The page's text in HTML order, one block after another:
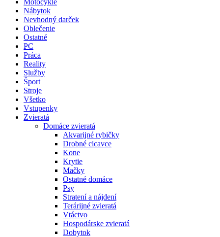
Nábytok
Nevhodný darček
Oblečenie
Ostatné
PC
Práca
Reality
Služby
Šport
Stroje
Všetko
Vstupenky
Zvieratá
Domáce zvieratá
Akvarijné rybičky
Drobné cicavce
Kone
Krytie
Mačky
Ostatné domáce
Psy
Stratení a nájdení
Terárijné zvieratá
Vtáctvo
Hospodárske zvieratá
Dobytok